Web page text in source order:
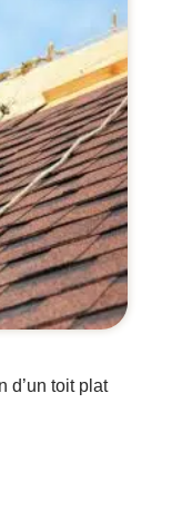
d’un toit plat